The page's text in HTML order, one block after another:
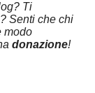
Ti
Senti che chi
modo
donazione!